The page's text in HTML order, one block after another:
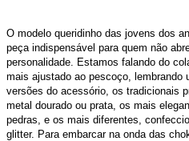
O modelo queridinho das jovens dos
peça indispensável para quem não
personalidade. Estamos falando do
mais ajustado ao pescoço, lembrando
versões do acessório, os tradicionais
metal dourado ou prata, os mais
pedras, e os mais diferentes,
glitter. Para embarcar na onda das